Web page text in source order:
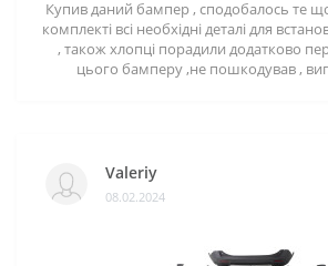
Купив даний бампер , сподобалось те
комплекті всі необхідні деталі для
, також хлопці порадили додатково
цього бамперу ,не пошкодував ,
Valeriy
08.02.2024